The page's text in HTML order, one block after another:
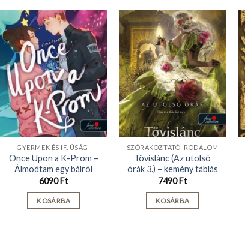
GYERMEK ÉS IFJÚSÁGI
Once Upon a K-Prom –
Álmodtam egy bálról
6090Ft
KOSÁRBA
SZÓRAKOZTATÓ IRODALOM
Tövislánc (Az utolsó
órák 3.) – kemény táblás
7490Ft
KOSÁRBA